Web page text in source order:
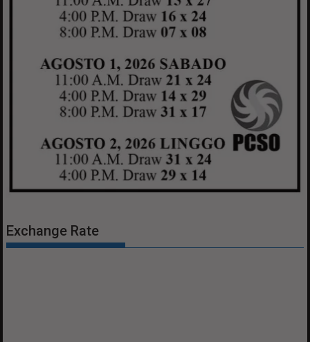
Exchange Rate